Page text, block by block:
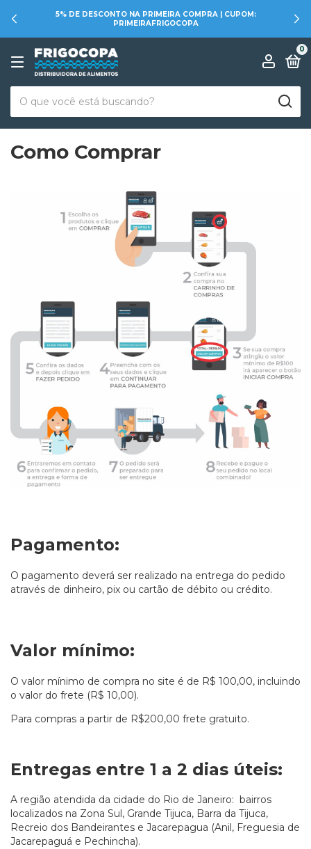
5% DE DESCONTO NA PRIMEIRA COMPRA | CUPOM:
PRIMEIRAFRIGOCOPA
0
Como Comprar
Pagamento:
O pagamento deverá ser realizado na entrega do pedido
através de dinheiro, pix ou cartão de débito ou crédito.
Valor mínimo:
O valor mínimo de compra no site é de R$ 100,00, incluindo
o valor do frete (R$ 10,00).
Para compras a partir de R$200,00 frete gratuito.
Entregas entre 1 a 2 dias úteis:
A região atendida da cidade do Rio de Janeiro: bairros
localizados na Zona Sul, Grande Tijuca, Barra da Tijuca,
Recreio dos Bandeirantes e Jacarepagua (Anil, Freguesia de
Jacarepaguá e Pechincha).